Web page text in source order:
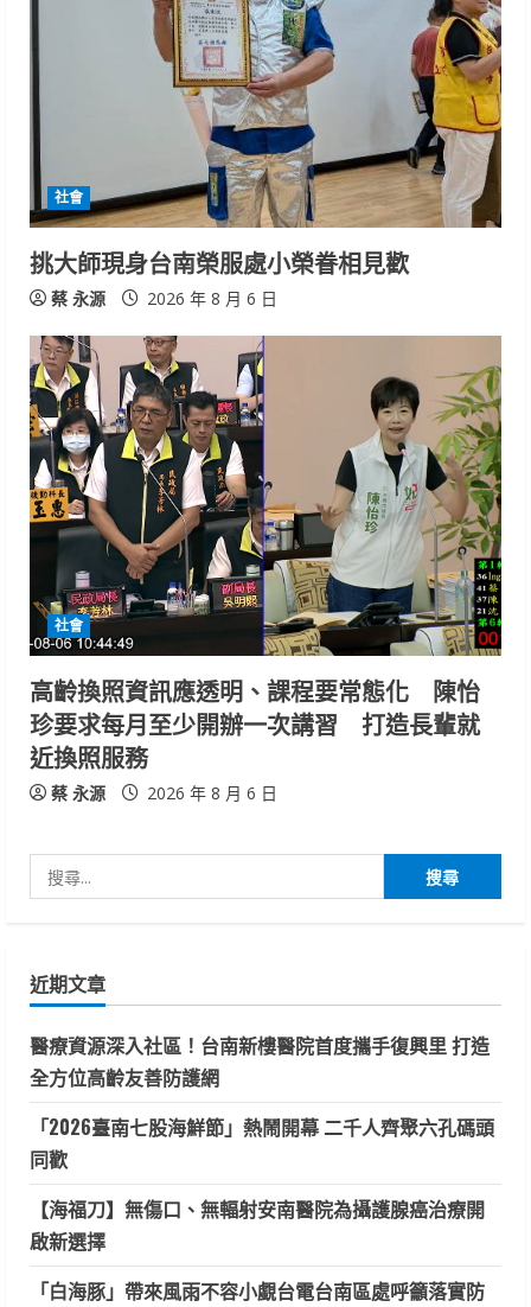
社會
挑大師現身台南榮服處小榮眷相見歡
蔡 永源 2026 年 8 月 6 日
社會
高齡換照資訊應透明、課程要常態化 陳怡
珍要求每月至少開辦一次講習 打造長輩就
近換照服務
蔡 永源 2026 年 8 月 6 日
尋
字:
近期文章
醫療資源深入社區！台南新樓醫院首度攜手復興里 打造
全方位高齡友善防護網
「2026臺南七股海鮮節」熱鬧開幕 二千人齊聚六孔碼頭
同歡
【海福刀】無傷口、無輻射安南醫院為攝護腺癌治療開
啟新選擇
「白海豚」帶來風雨不容小覷台電台南區處呼籲落實防